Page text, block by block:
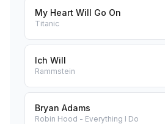
My Heart Will Go On
Titanic
Ich Will
Rammstein
Bryan Adams
Robin Hood - Everything I Do